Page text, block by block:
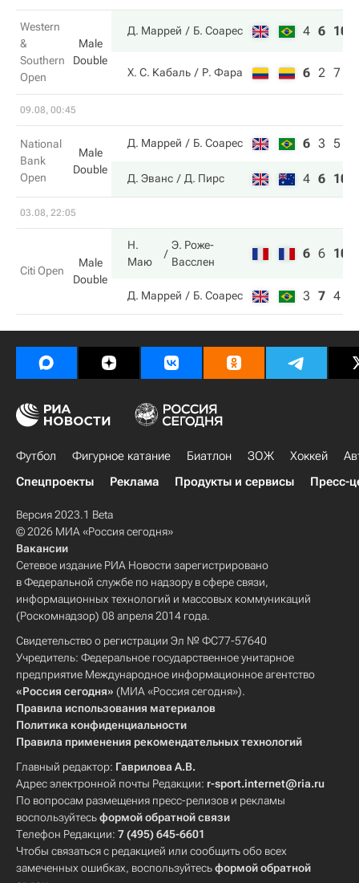
Western
&
Southern
Open
Male
Double
Д. Маррей Б. Соарес 4 6 10
Х. С. Кабаль Р. Фара 6 2 7
09.08, 00:45
National
Bank
Open
Male
Double
Д. Маррей Б. Соарес 6 3 5
Д. Эванс Д. Пирс 4 6 10
03.08, 22:05
Citi Open
Male
Double
Н.
Маю
Э. Роже-
Васслен
6 6 10
Д. Маррей Б. Соарес 3 7 4
Футбол Фигурное катание Биатлон ЗОЖ Хоккей
Спецпроекты
Реклама Продукты и сервисы Пресс-
Версия 2023.1 Beta
© 2026 МИА «Россия сегодня»
Вакансии
Сетевое издание РИА Новости зарегистрировано
в Федеральной службе по надзору в сфере связи,
информационных технологий и массовых коммуникаций
(Роскомнадзор) 08 апреля 2014 года.
Свидетельство о регистрации Эл № ФС77-57640
Учредитель: Федеральное государственное унитарное
предприятие Международное информационное агентство
«Россия сегодня» (МИА «Россия сегодня»).
Правила использования материалов
Политика конфиденциальности
Правила применения рекомендательных технологий
Главный редактор: Гаврилова А.В.
Адрес электронной почты Редакции: r-sport.internet@ria.ru
По вопросам размещения пресс-релизов и рекламы
воспользуйтесьформой обратной связи
Телефон Редакции: 7 (495) 645-6601
Чтобы связаться с редакцией или сообщить обо всех
замеченных ошибках, воспользуйтесьформой обратной